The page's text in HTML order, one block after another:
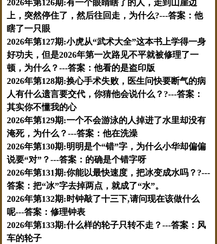
2026年第126期:有一个眼睛瞎了的人，走到山崖边
上，突然停住了，然后往回走，为什么?---答案：他
瞎了一只眼
2026年第127期:小虎从“武术大全”这本书上学得一身
好功夫，但是2026年第一次路见不平就被修理了一
顿，为什么？---答案：他看的是盗印版
2026年第128期:换心手术失败，医生问快要断气的病
人有什么遗言要交代，你猜他会说什么？?---答案：
其实你不懂我的心
2026年第129期:一个不会游泳的人掉进了水里却没有
淹死，为什么？---答案：他在洗澡
2026年第130期:明明是个“错”字，为什么小华却偏偏
说要“对”？---答案：的确是个错字呀
2026年第131期:你能以最快速度，把冰变成水吗？?---
答案：把“冰”字去掉两点，就成了“水”。
2026年第132期:时钟敲了十三下,请问现在该做什么
呢---答案：修理钟表
2026年第133期:什么样的轮子只转不走？---答案：风
车的轮子